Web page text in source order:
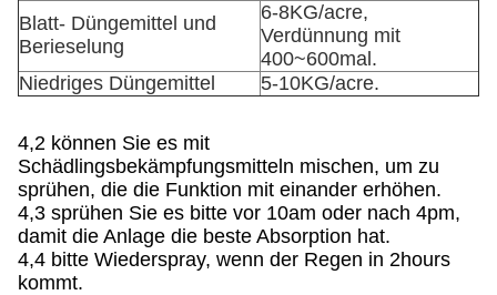
Blatt- Düngemittel und
Berieselung
6-8KG/acre,
Verdünnung mit
400~600mal.
Niedriges Düngemittel
5-10KG/acre.
4,2 können Sie es mit
Schädlingsbekämpfungsmitteln mischen, um zu
sprühen, die die Funktion mit einander erhöhen.
4,3 sprühen Sie es bitte vor 10am oder nach 4pm,
damit die Anlage die beste Absorption hat.
4,4 bitte Wiederspray, wenn der Regen in 2hours
kommt.